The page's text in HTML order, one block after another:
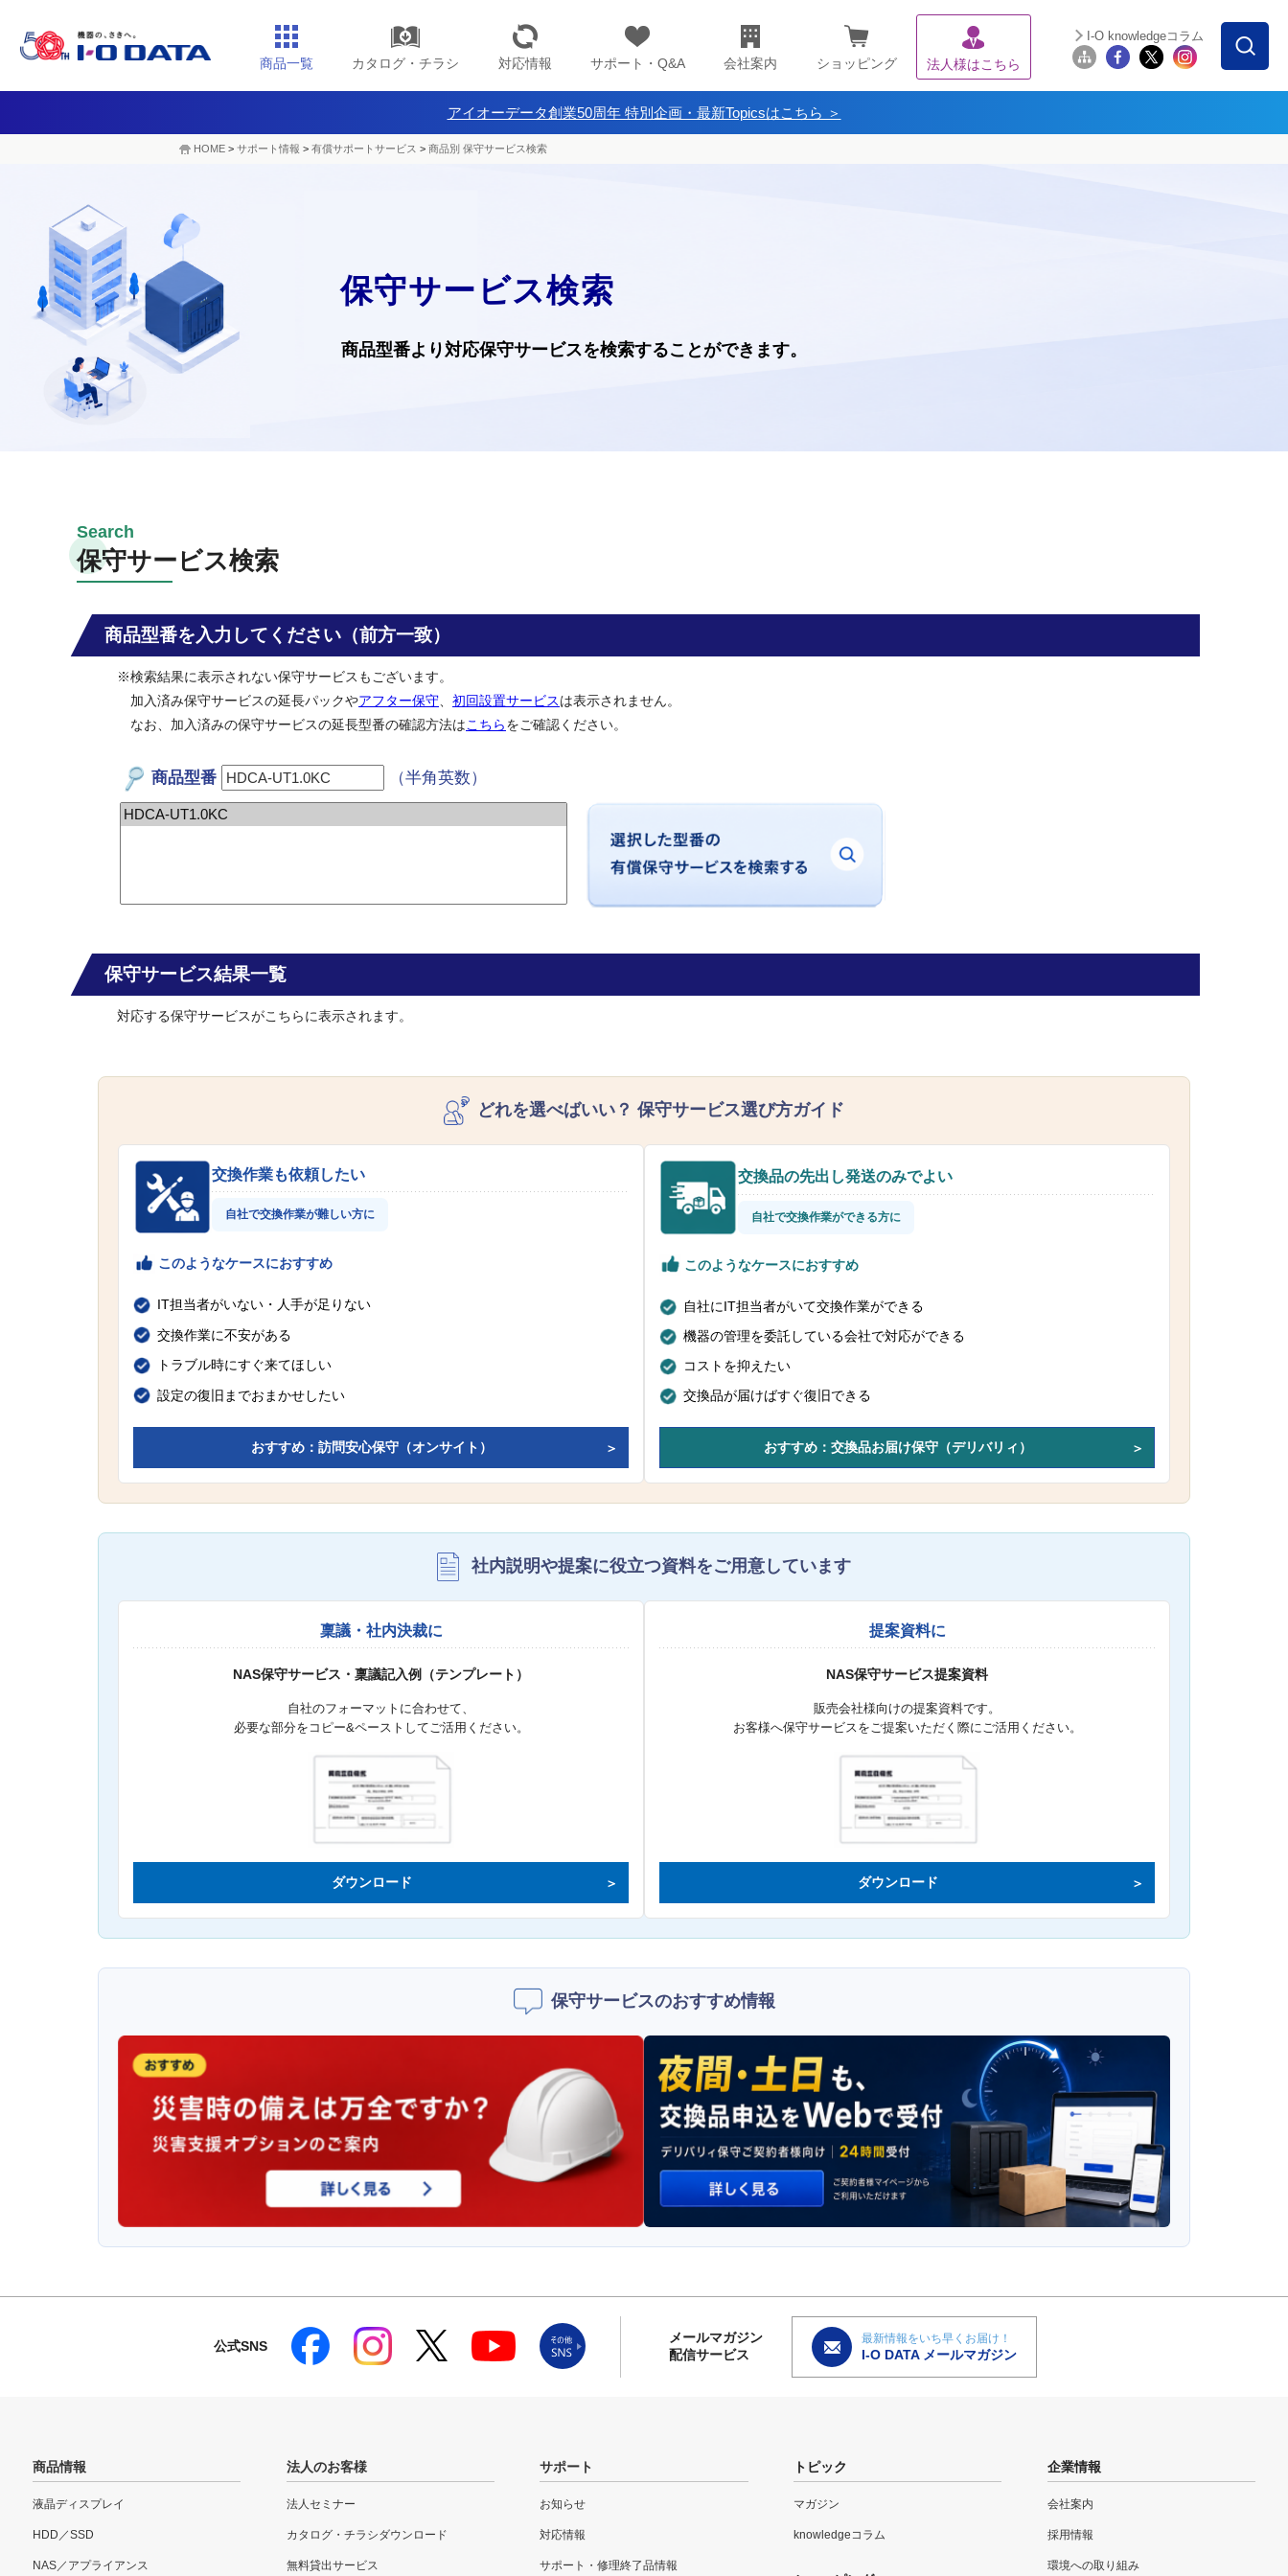
商品一覧 カタログ・チラシ 対応情報 サポート・Q&A 会社案内 ショッピング 法人様はこちら
I-O knowledgeコラム
アイオーデータ創業50周年 特別企画・最新Topicsはこちら ＞
HOME > サポート情報 > 有償サポートサービス > 商品別 保守サービス検索
保守サービス検索
商品型番より対応保守サービスを検索することができます。
保守サービス検索
商品型番を入力してください（前方一致）
※検索結果に表示されない保守サービスもございます。
加入済み保守サービスの延長パックやアフター保守 初回設置サービスは表示されません。
なお、加入済みの保守サービスの延長型番の確認方法はこちらをご確認ください。
商品型番 （半角英数）
保守サービス結果一覧
対応する保守サービスがこちらに表示されます。
どれを選べばいい？ 保守サービス選び方ガイド
交換作業も依頼したい
自社で交換作業が難しい方に
このようなケースにおすすめ
IT担当者がいない・人手が足りない
交換作業に不安がある
トラブル時にすぐ来てほしい
設定の復旧までおまかせしたい
おすすめ：訪問安心保守（オンサイト）
交換品の先出し発送のみでよい
自社で交換作業ができる方に
このようなケースにおすすめ
自社にIT担当者がいて交換作業ができる
機器の管理を委託している会社で対応ができる
コストを抑えたい
交換品が届けばすぐ復旧できる
おすすめ：交換品お届け保守（デリバリィ）
社内説明や提案に役立つ資料をご用意しています
稟議・社内決裁に
NAS保守サービス・稟議記入例（テンプレート）
自社のフォーマットに合わせて、
必要な部分をコピー&ペーストしてご活用ください。
ダウンロード
提案資料に
NAS保守サービス提案資料
販売会社様向けの提案資料です。
お客様へ保守サービスをご提案いただく際にご活用ください。
ダウンロード
保守サービスのおすすめ情報
公式SNS
メールマガジン
配信サービス
最新情報をいち早くお届け！
I-O DATA メールマガジン
商品情報
液晶ディスプレイ
HDD／SSD
NAS／アプライアンス
法人のお客様
法人セミナー
カタログ・チラシダウンロード
無料貸出サービス
サポート
お知らせ
対応情報
サポート・修理終了品情報
トピック
マガジン
knowledgeコラム
企業情報
会社案内
採用情報
環境への取り組み